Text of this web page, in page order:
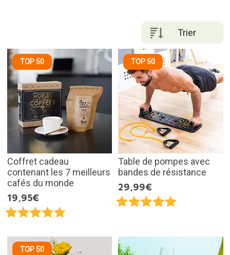
Trier
TOP 50
Coffret cadeau
contenant les 7 meilleurs
cafés du monde
19,95€
TOP 50
Table de pompes avec
bandes de résistance
29,99€
TOP 50